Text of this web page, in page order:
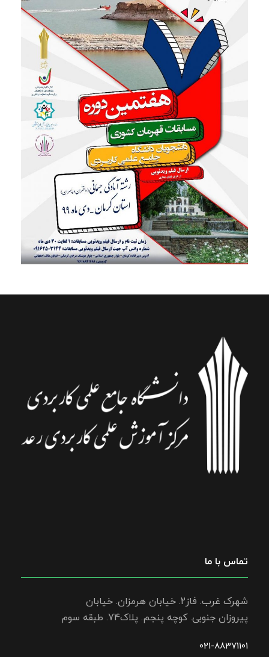
تماس با ما
شهرک غرب. فاز2. خیابان هرمزان. خیابان
پیروزان جنوبی. کوچه پنجم. پلاک74. طبقه سوم
021-88371101